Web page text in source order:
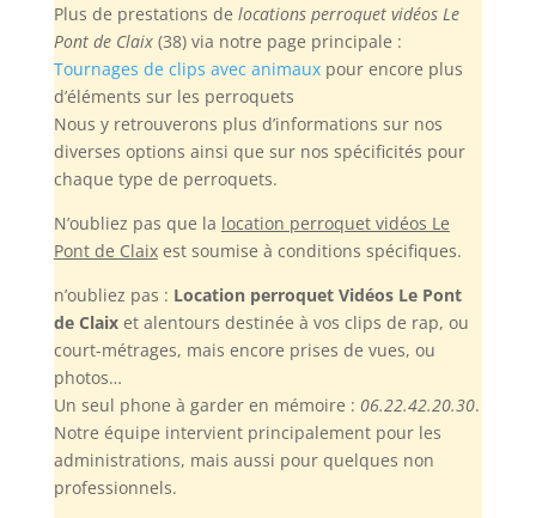
Plus de prestations de locations perroquet vidéos Le
Pont de Claix(38) via notre page principale :
Tournages de clips avec animauxpour encore plus
d’éléments sur les perroquets
Nous y retrouverons plus d’informations sur nos
diverses options ainsi que sur nos spécificités pour
chaque type de perroquets.
N’oubliez pas que la location perroquet vidéos Le
Pont de Claixest soumise à conditions spécifiques.
n’oubliez pas : Location perroquet Vidéos Le Pont
de Claixet alentours destinée à vos clips de rap, ou
court-métrages, mais encore prises de vues, ou
photos…
Un seul phone à garder en mémoire : 06.22.42.20.30.
Notre équipe intervient principalement pour les
administrations, mais aussi pour quelques non
professionnels.